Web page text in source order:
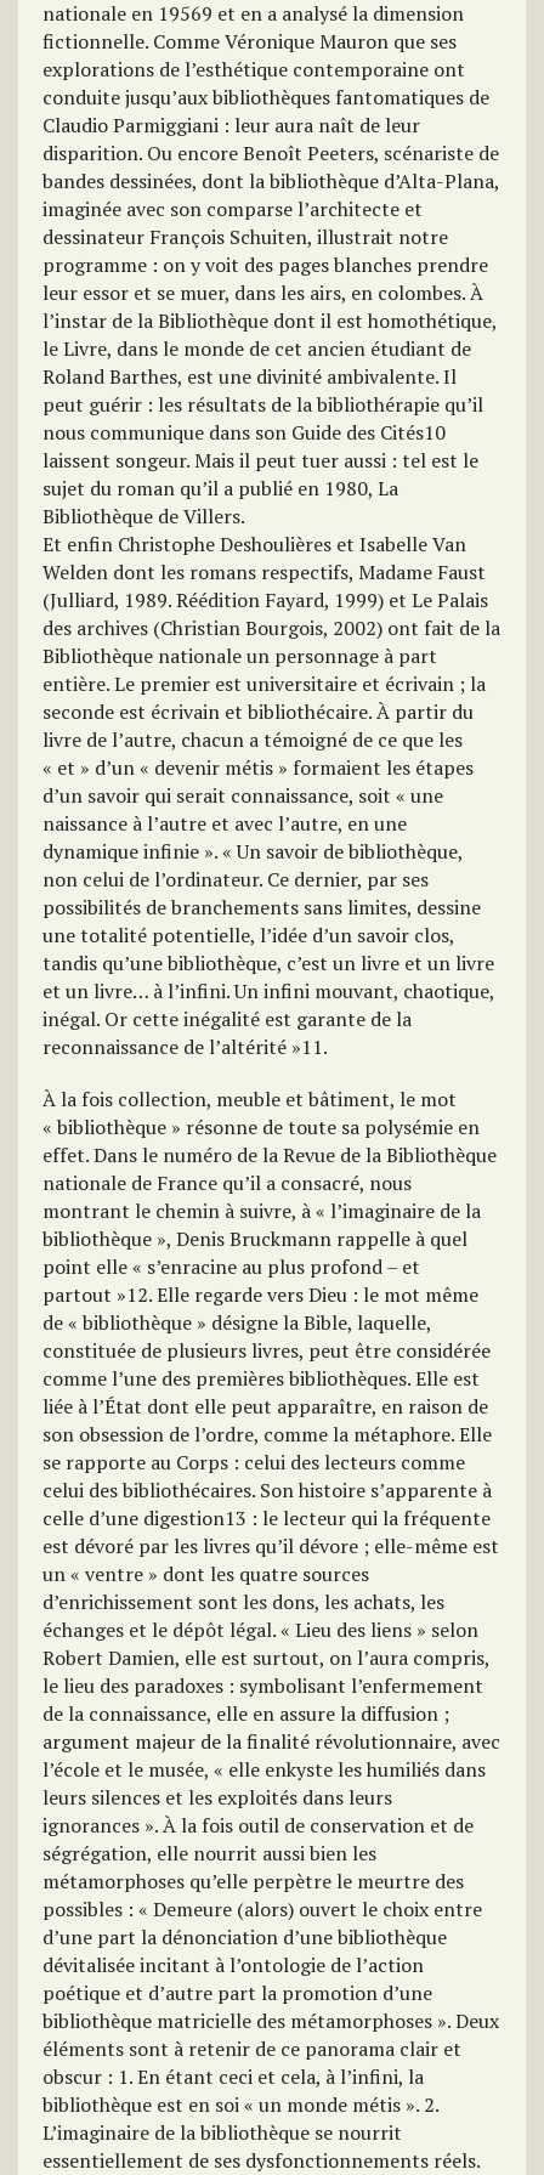
nationale en 19569 et en a analysé la dimension
fictionnelle. Comme Véronique Mauron que ses
explorations de l’esthétique contemporaine ont
conduite jusqu’aux bibliothèques fantomatiques de
Claudio Parmiggiani : leur aura naît de leur
disparition. Ou encore Benoît Peeters, scénariste de
bandes dessinées, dont la bibliothèque d’Alta-Plana,
imaginée avec son comparse l’architecte et
dessinateur François Schuiten, illustrait notre
programme : on y voit des pages blanches prendre
leur essor et se muer, dans les airs, en colombes. À
l’instar de la Bibliothèque dont il est homothétique,
le Livre, dans le monde de cet ancien étudiant de
Roland Barthes, est une divinité ambivalente. Il
peut guérir : les résultats de la bibliothérapie qu’il
nous communique dans son Guide des Cités10
laissent songeur. Mais il peut tuer aussi : tel est le
sujet du roman qu’il a publié en 1980, La
Bibliothèque de Villers.
Et enfin Christophe Deshoulières et Isabelle Van
Welden dont les romans respectifs, Madame Faust
(Julliard, 1989. Réédition Fayard, 1999) et Le Palais
des archives (Christian Bourgois, 2002) ont fait de la
Bibliothèque nationale un personnage à part
entière. Le premier est universitaire et écrivain ; la
seconde est écrivain et bibliothécaire. À partir du
livre de l’autre, chacun a témoigné de ce que les
« et » d’un « devenir métis » formaient les étapes
d’un savoir qui serait connaissance, soit « une
naissance à l’autre et avec l’autre, en une
dynamique infinie ». « Un savoir de bibliothèque,
non celui de l’ordinateur. Ce dernier, par ses
possibilités de branchements sans limites, dessine
une totalité potentielle, l’idée d’un savoir clos,
tandis qu’une bibliothèque, c’est un livre et un livre
et un livre… à l’infini. Un infini mouvant, chaotique,
inégal. Or cette inégalité est garante de la
reconnaissance de l’altérité »11.
À la fois collection, meuble et bâtiment, le mot
« bibliothèque » résonne de toute sa polysémie en
effet. Dans le numéro de la Revue de la Bibliothèque
nationale de France qu’il a consacré, nous
montrant le chemin à suivre, à « l’imaginaire de la
bibliothèque », Denis Bruckmann rappelle à quel
point elle « s’enracine au plus profond – et
partout »12. Elle regarde vers Dieu : le mot même
de « bibliothèque » désigne la Bible, laquelle,
constituée de plusieurs livres, peut être considérée
comme l’une des premières bibliothèques. Elle est
liée à l’État dont elle peut apparaître, en raison de
son obsession de l’ordre, comme la métaphore. Elle
se rapporte au Corps : celui des lecteurs comme
celui des bibliothécaires. Son histoire s’apparente à
celle d’une digestion13 : le lecteur qui la fréquente
est dévoré par les livres qu’il dévore ; elle-même est
un « ventre » dont les quatre sources
d’enrichissement sont les dons, les achats, les
échanges et le dépôt légal. « Lieu des liens » selon
Robert Damien, elle est surtout, on l’aura compris,
le lieu des paradoxes : symbolisant l’enfermement
de la connaissance, elle en assure la diffusion ;
argument majeur de la finalité révolutionnaire, avec
l’école et le musée, « elle enkyste les humiliés dans
leurs silences et les exploités dans leurs
ignorances ». À la fois outil de conservation et de
ségrégation, elle nourrit aussi bien les
métamorphoses qu’elle perpètre le meurtre des
possibles : « Demeure (alors) ouvert le choix entre
d’une part la dénonciation d’une bibliothèque
dévitalisée incitant à l’ontologie de l’action
poétique et d’autre part la promotion d’une
bibliothèque matricielle des métamorphoses ». Deux
éléments sont à retenir de ce panorama clair et
obscur : 1. En étant ceci et cela, à l’infini, la
bibliothèque est en soi « un monde métis ». 2.
L’imaginaire de la bibliothèque se nourrit
essentiellement de ses dysfonctionnements réels.